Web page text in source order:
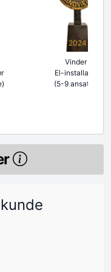
2024
Vinder
El-installatør
(5-9 ansatte)